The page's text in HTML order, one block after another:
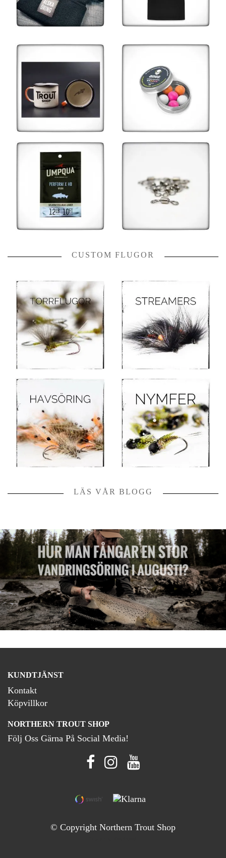
CUSTOM FLUGOR
LÄS VÅR BLOGG
KUNDTJÄNST
Kontakt
Köpvillkor
NORTHERN TROUT SHOP
Följ Oss Gärna På Social Media!
© Copyright Northern Trout Shop